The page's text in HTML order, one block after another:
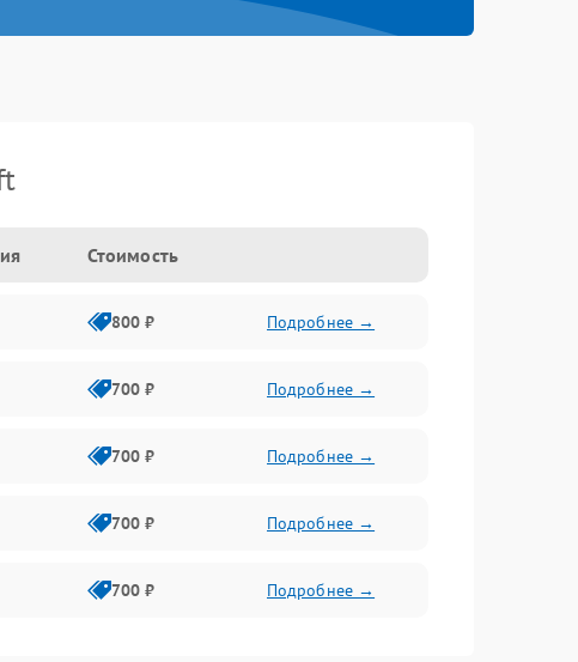
Стоимость
800 ₽ Подробнее →
700 ₽ Подробнее →
700 ₽ Подробнее →
700 ₽ Подробнее →
700 ₽ Подробнее →